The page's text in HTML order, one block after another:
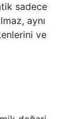
sadece
aynı
ve